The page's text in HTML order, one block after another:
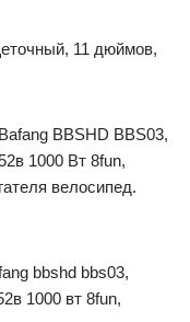
11 дюймов,
bbshd bbs03,
1000 вт 8fun,